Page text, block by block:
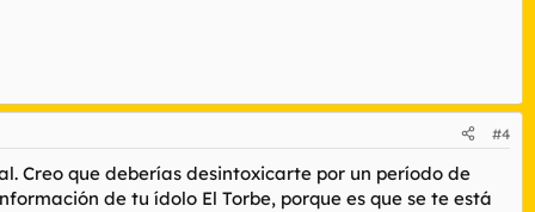
#4
Creo que deberías desintoxicarte por un período de
de tu ídolo El Torbe, porque es que se te está